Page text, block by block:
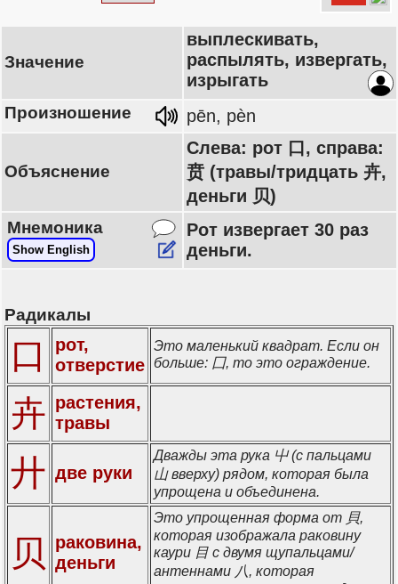
Значение
выплескивать,
распылять, извергать,
изрыгать
Произношение pēn, pèn
Объяснение
Слева: рот 口, справа:
贲 (травы/тридцать 卉,
деньги 贝)
Мнемоника
Show English
Рот извергает 30 раз
деньги.
Радикалы
口
рот,
отверстие
Это маленький квадрат. Если он
больше: 囗, то это ограждение.
卉 растения,
травы
廾 две руки
Дважды эта рука 屮 (с пальцами
山 вверху) рядом, которая была
упрощена и объединена.
贝
раковина,
деньги
Это упрощенная форма от 貝,
которая изображала раковину
каури 目 с двумя щупальцами/
антеннами 八, которая